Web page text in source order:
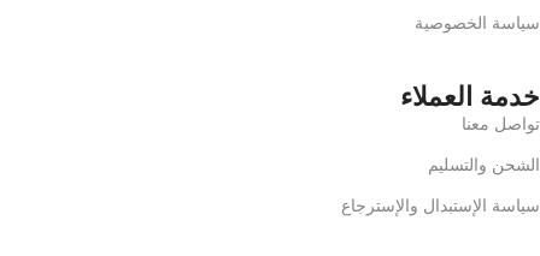
سياسة الخصوصية
خدمة العملاء
تواصل معنا
الشحن والتسليم
سياسة الإستبدال والإسترجاع